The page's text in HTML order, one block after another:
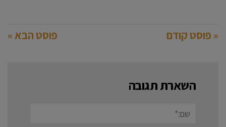
« פוסט קודם פוסט הבא »
השארת תגובה